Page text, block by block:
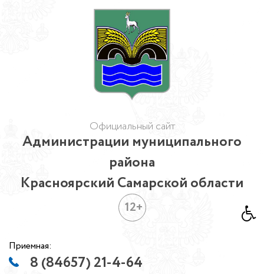
Официальный сайт
Администрации муниципального
района
Красноярский Самарской области
12+
Приемная:
8 (84657) 21-4-64